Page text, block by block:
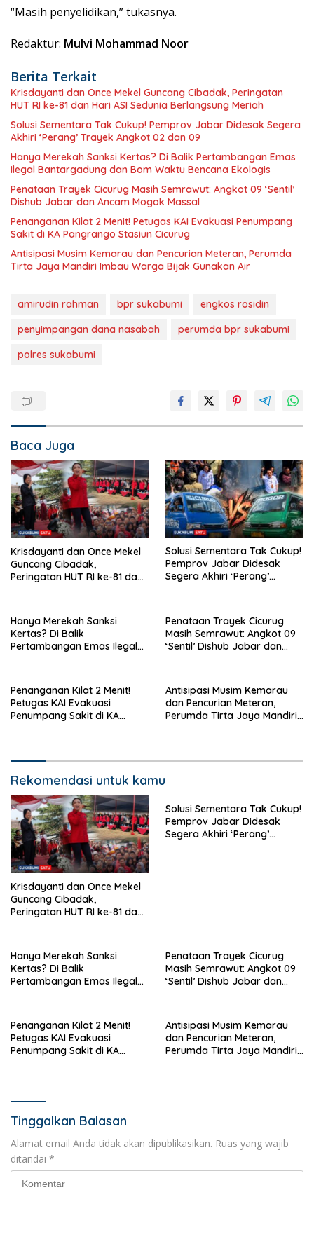
“Masih penyelidikan,” tukasnya.
Redaktur: Mulvi Mohammad Noor
Berita Terkait
Krisdayanti dan Once Mekel Guncang Cibadak, Peringatan
HUT RI ke-81 dan Hari ASI Sedunia Berlangsung Meriah
Solusi Sementara Tak Cukup! Pemprov Jabar Didesak Segera
Akhiri ‘Perang’ Trayek Angkot 02 dan 09
Hanya Merekah Sanksi Kertas? Di Balik Pertambangan Emas
Ilegal Bantargadung dan Bom Waktu Bencana Ekologis
Penataan Trayek Cicurug Masih Semrawut: Angkot 09 ‘Sentil’
Dishub Jabar dan Ancam Mogok Massal
Penanganan Kilat 2 Menit! Petugas KAI Evakuasi Penumpang
Sakit di KA Pangrango Stasiun Cicurug
Antisipasi Musim Kemarau dan Pencurian Meteran, Perumda
Tirta Jaya Mandiri Imbau Warga Bijak Gunakan Air
amirudin rahman bpr sukabumi
engkos rosidin
penyimpangan dana nasabah
perumda bpr sukabumi
polres sukabumi
Baca Juga
Krisdayanti dan Once Mekel
Guncang Cibadak,
Peringatan HUT RI ke-81 dan
Solusi Sementara Tak Cukup!
Pemprov Jabar Didesak
Segera Akhiri ‘Perang’
Hanya Merekah Sanksi
Kertas? Di Balik
Pertambangan Emas Ilegal
Penataan Trayek Cicurug
Masih Semrawut: Angkot 09
‘Sentil’ Dishub Jabar dan
Penanganan Kilat 2 Menit!
Petugas KAI Evakuasi
Penumpang Sakit di KA
Antisipasi Musim Kemarau
dan Pencurian Meteran,
Perumda Tirta Jaya Mandiri
Rekomendasi untuk kamu
Krisdayanti dan Once Mekel
Guncang Cibadak,
Peringatan HUT RI ke-81 dan
Solusi Sementara Tak Cukup!
Pemprov Jabar Didesak
Segera Akhiri ‘Perang’
Hanya Merekah Sanksi
Kertas? Di Balik
Pertambangan Emas Ilegal
Penataan Trayek Cicurug
Masih Semrawut: Angkot 09
‘Sentil’ Dishub Jabar dan
Penanganan Kilat 2 Menit!
Petugas KAI Evakuasi
Penumpang Sakit di KA
Antisipasi Musim Kemarau
dan Pencurian Meteran,
Perumda Tirta Jaya Mandiri
Tinggalkan Balasan
Alamat email Anda tidak akan dipublikasikan. Ruas yang wajib
ditandai *